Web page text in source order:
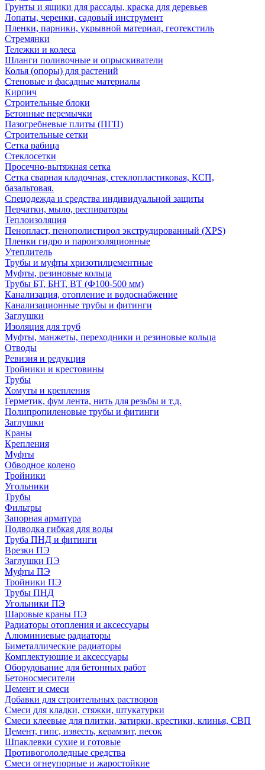
Грунты и ящики для рассады, краска для деревьев
Лопаты, черенки, садовый инструмент
Пленки, парники, укрывной материал, геотекстиль
Стремянки
Тележки и колеса
Шланги поливочные и опрыскиватели
Колья (опоры) для растений
Стеновые и фасадные материалы
Кирпич
Строительные блоки
Бетонные перемычки
Пазогребневые плиты (ПГП)
Строительные сетки
Сетка рабица
Стеклосетки
Просечно-вытяжная сетка
Сетка сварная кладочная, стеклопластиковая, КСП,
базальтовая.
Спецодежда и средства индивидуальной защиты
Перчатки, мыло, респираторы
Теплоизоляция
Пенопласт, пенополистирол экструдированный (XPS)
Пленки гидро и пароизоляционные
Утеплитель
Трубы и муфты хризотилцементные
Муфты, резиновые кольца
Трубы БТ, БНТ, ВТ (Ф100-500 мм)
Канализация, отопление и водоснабжение
Канализационные трубы и фитинги
Заглушки
Изоляция для труб
Муфты, манжеты, переходники и резиновые кольца
Отводы
Ревизия и редукция
Тройники и крестовины
Трубы
Хомуты и крепления
Герметик, фум лента, нить для резьбы и т.д.
Полипропиленовые трубы и фитинги
Заглушки
Краны
Крепления
Муфты
Обводное колено
Тройники
Угольники
Трубы
Фильтры
Запорная арматура
Подводка гибкая для воды
Труба ПНД и фитинги
Врезки ПЭ
Заглушки ПЭ
Муфты ПЭ
Тройники ПЭ
Трубы ПНД
Угольники ПЭ
Шаровые краны ПЭ
Радиаторы отопления и аксессуары
Алюминиевые радиаторы
Биметаллические радиаторы
Комплектующие и аксессуары
Оборудование для бетонных работ
Бетоносмесители
Цемент и смеси
Добавки для строительных растворов
Смеси для кладки, стяжки, штукатурки
Смеси клеевые для плитки, затирки, крестики, клинья, СВП
Цемент, гипс, известь, керамзит, песок
Шпаклевки сухие и готовые
Противогололедные средства
Смеси огнеупорные и жаростойкие